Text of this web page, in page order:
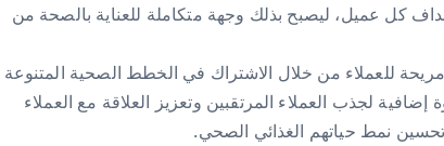
كل عميل، ليصبح بذلك وجهة متكاملة للعناية بالصحة من
للعملاء من خلال الاشتراك في الخطط الصحية المتنوعة
لجذب العملاء المرتقبين وتعزيز العلاقة مع العملاء
تحسين نمط حياتهم الغذائي الصحي.